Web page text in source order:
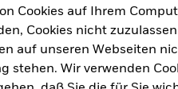
Den
Cookies auf Ihrem
Cookies nicht
auf unseren Webseiten
stehen. Wir verwenden